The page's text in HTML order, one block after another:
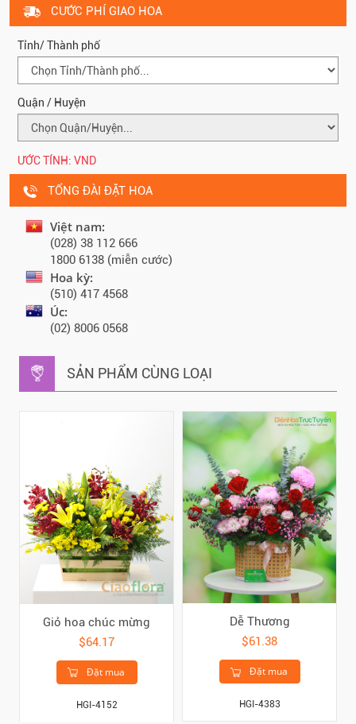
CƯỚC PHÍ GIAO HOA
Tỉnh/ Thành phố
Quận / Huyện
ƯỚC TÍNH: VND
TỔNG ĐÀI ĐẶT HOA
Việt nam:
(028) 38 112 666
1800 6138 (miễn cước)
Hoa kỳ:
(510) 417 4568
Úc:
(02) 8006 0568
SẢN PHẨM CÙNG LOẠI
Giỏ hoa chúc mừng
$64.17
Đặt mua
HGI-4152
Dễ Thương
$61.38
Đặt mua
HGI-4383